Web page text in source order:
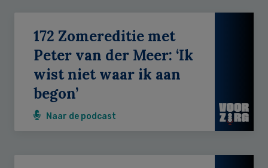
172 Zomereditie met
Peter van der Meer: ‘Ik
wist niet waar ik aan
begon’
Naar de podcast